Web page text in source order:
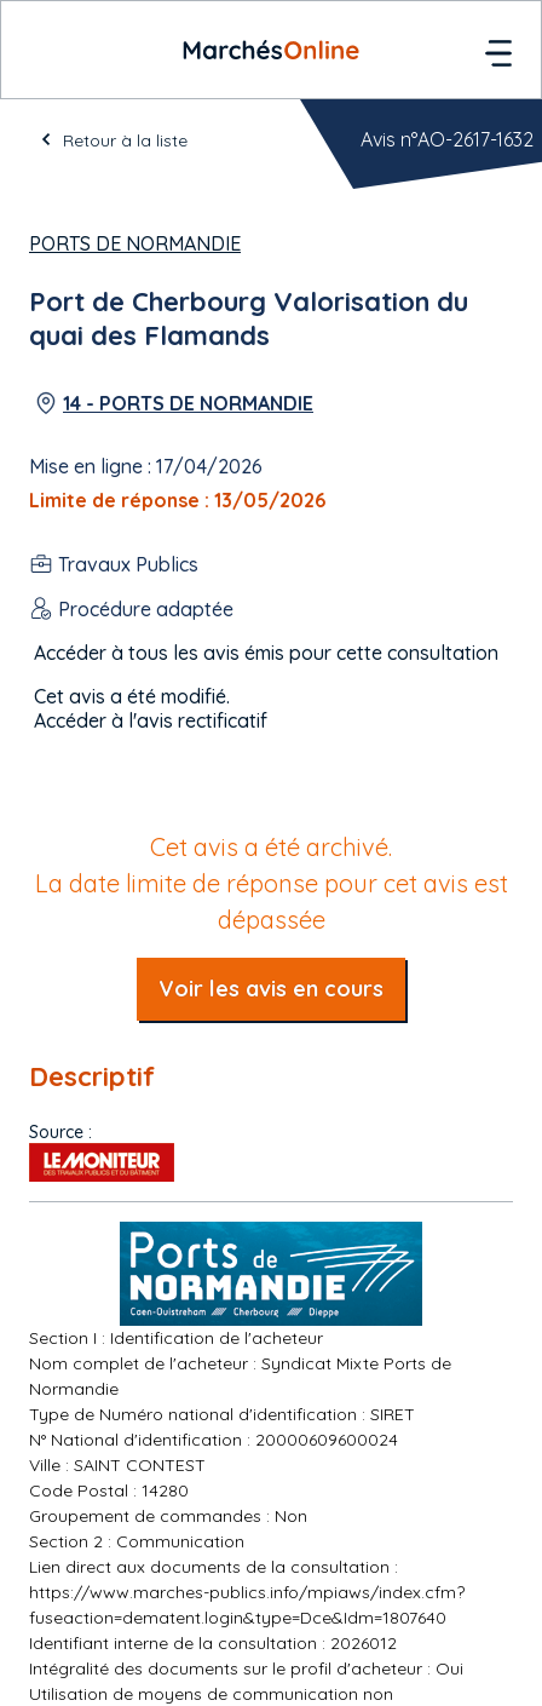
Retour à la liste
PORTS DE NORMANDIE
Port de Cherbourg Valorisation du
quai des Flamands
14 - PORTS DE NORMANDIE
Mise en ligne : 17/04/2026
Limite de réponse : 13/05/2026
Travaux Publics
Procédure adaptée
Accéder à tous les avis émis pour cette consultation
Cet avis a été modifié.
Accéder à l'avis rectificatif
Avis n°AO-2617-1632
Cet avis a été archivé.
La date limite de réponse pour cet avis est
dépassée
Voir les avis en cours
Descriptif
Source :
Section I : Identification de l'acheteur
Nom complet de l'acheteur : Syndicat Mixte Ports de
Normandie
Type de Numéro national d'identification : SIRET
N° National d'identification : 20000609600024
Ville : SAINT CONTEST
Code Postal : 14280
Groupement de commandes : Non
Section 2 : Communication
Lien direct aux documents de la consultation :
https://www.marches-publics.info/mpiaws/index.cfm?
fuseaction=dematent.login&type=Dce&Idm=1807640
Identifiant interne de la consultation : 2026012
Intégralité des documents sur le profil d'acheteur : Oui
Utilisation de moyens de communication non